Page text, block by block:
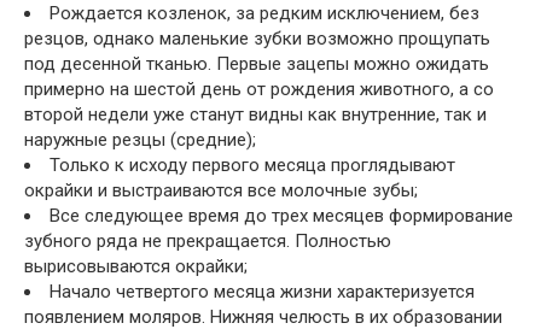
Рождается козленок, за редким исключением, без
резцов, однако маленькие зубки возможно прощупать
под десенной тканью. Первые зацепы можно ожидать
примерно на шестой день от рождения животного, а со
второй недели уже станут видны как внутренние, так и
наружные резцы (средние);
Только к исходу первого месяца проглядывают
окрайки и выстраиваются все молочные зубы;
Все следующее время до трех месяцев формирование
зубного ряда не прекращается. Полностью
вырисовываются окрайки;
Начало четвертого месяца жизни характеризуется
появлением моляров. Нижняя челюсть в их образовании